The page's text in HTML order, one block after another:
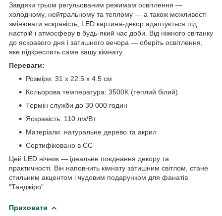
Завдяки трьом регульованим режимам освітлення —
холодному, нейтральному та теплому — а також можливості
змінювати яскравість, LED картина-декор адаптується під
настрій і атмосферу в будь-який час доби. Від ніжного світанку
до яскравого дня і затишного вечора — оберіть освітлення,
яке підкреслить саме вашу кімнату.
Переваги:
Розміри: 31 x 22.5 x 4.5 см
Кольорова температура: 3500K (теплий білий)
Термін служби до 30 000 годин
Яскравість: 110 лм/Вт
Матеріали: натуральне дерево та акрил
Сертифіковано в ЄС
Цей LED нічник — ідеальне поєднання декору та
практичності. Він наповнить кімнату затишним світлом, стане
стильним акцентом і чудовим подарунком для фанатів
"Танджіро".
Приховати